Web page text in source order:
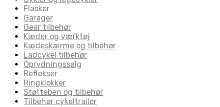
Flasker
Garager
Gear tilbehør
Kæder og værktøj
Kædeskærme og tilbehør
Ladcykel tilbehør
Oprydningssalg
Reflekser
Ringklokker
Støtteben og tilbehør
Tilbehør cykeltrailer